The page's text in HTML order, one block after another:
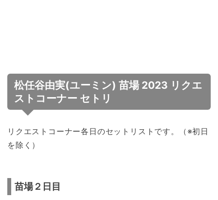
松任谷由実(ユーミン) 苗場 2023 リクエ
ストコーナー セトリ
リクエストコーナー各日のセットリストです。（※初日
を除く）
苗場２日目